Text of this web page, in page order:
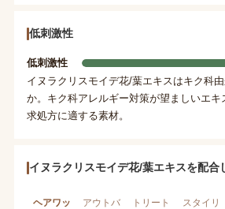
低刺激性
低刺激性
イヌラクリスモイデ花/葉エキスはキク科
か。キク科アレルギー対策が望ましいエ
求処方に適する素材。
イヌラクリスモイデ花/葉エキスを配合
ヘアワッ
アウトバ
トリート
スタイリ